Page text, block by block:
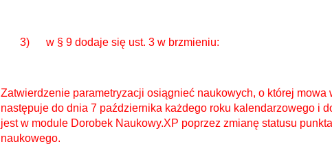
3) w § 9 dodaje się ust. 3 w brzmieniu:
Zatwierdzenie parametryzacji osiągnieć naukowych, o której mowa
następuje do dnia 7 października każdego roku kalendarzowego i
jest w module Dorobek Naukowy.XP poprzez zmianę statusu
naukowego.